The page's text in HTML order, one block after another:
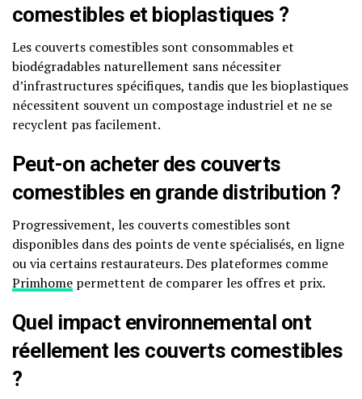
comestibles et bioplastiques ?
Les couverts comestibles sont consommables et
biodégradables naturellement sans nécessiter
d’infrastructures spécifiques, tandis que les bioplastiques
nécessitent souvent un compostage industriel et ne se
recyclent pas facilement.
Peut-on acheter des couverts
comestibles en grande distribution ?
Progressivement, les couverts comestibles sont
disponibles dans des points de vente spécialisés, en ligne
ou via certains restaurateurs. Des plateformes comme
Primhome permettent de comparer les offres et prix.
Quel impact environnemental ont
réellement les couverts comestibles
?